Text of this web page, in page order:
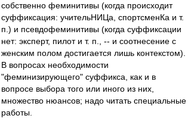
собственно феминитивы (когда происходит
суффиксация: учительНИЦа, спортсменКа и т.
п.) и псевдофеминитивы (когда суффиксации
нет: эксперт, пилот и т. п., -- и соотнесение с
женским полом достигается лишь контекстом).
В вопросах необходимости
"феминизирующего" суффикса, как и в
вопросе выбора того или иного из них,
множество нюансов; надо читать специальные
работы.